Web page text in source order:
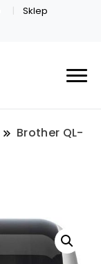
Sklep
Brother QL-